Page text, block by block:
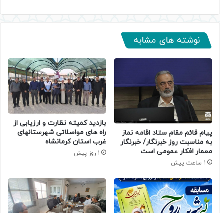
نوشته های مشابه
پیام قائم مقام ستاد اقامه نماز
به مناسبت روز خبرنگار/ خبرنگار
معمار افکار عمومی است
1 ساعت پیش
بازدید کمیته نظارت و ارزیابی از
راه های مواصلاتی شهرستانهای
غرب استان کرمانشاه
1 روز پیش